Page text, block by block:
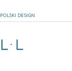
POLSKI DESIGN